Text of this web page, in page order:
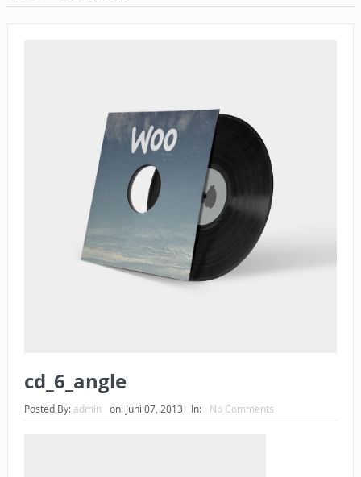
BAGAIMANA CARA MEMBAYAR ZAKAT UANG?
UANG HARAM BISA MENJADI HALAL JIKA SEBAB
KEPEMILIKANNYA BERUBAH
ISTIDLAL BATIL VS ISTIDLAL SYAR’I
BAHASA CINTA KARENA ALLAH
cd_6_angle
Posted By: admin on: Juni 07, 2013 In: No Comments